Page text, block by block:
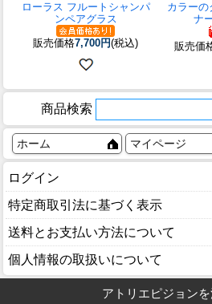
ローラス フルートシャンパ
ンペアグラス
販売価格7,700円(税込)
カラーの
ナ
販売価
商品検索
ホーム マイページ
ログイン
特定商取引法に基づく表示
送料とお支払い方法について
個人情報の取扱いについて
アトリエピジョン